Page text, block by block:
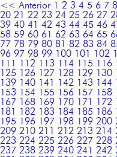
<< Anterior 1 2 3 4 5 6 7 8
20 21 22 23 24 25 26 27
39 40 41 42 43 44 45 46
58 59 60 61 62 63 64 65
77 78 79 80 81 82 83 84
96 97 98 99 100 101 102
111
112 113 114 115 116
125 126 127 128 129 130
139 140 141 142 143 144
153 154 155 156 157 158
167 168 169 170 171 172
181
182 183 184 185 186
195 196 197 198 199 200
209 210 211 212 213 214
223 224 225 226 227 228
237 238 239 240 241 242